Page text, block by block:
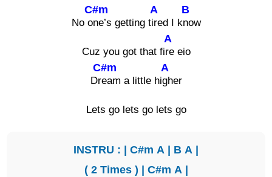
No o
C#m
ne’s getting t
A
ired I k
B
now
Cuz you got that fi
A
re eio
Dr
C#m
eam a little hi
A
gher
Lets go lets go lets go
INSTRU : | C#m A | B A |
( 2 Times ) | C#m A |